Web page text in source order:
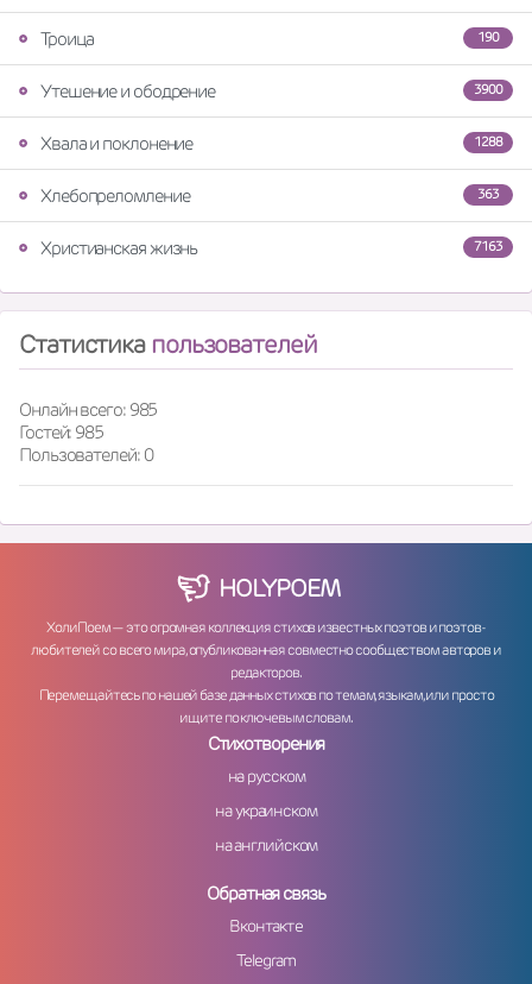
190
Троица
3900
Утешение и ободрение
1288
Хвала и поклонение
363
Хлебопреломление
7163
Христианская жизнь
Статистика пользователей
Онлайн всего: 985
Гостей: 985
Пользователей: 0
HOLYPOEM
ХолиПоем — это огромная коллекция стихов известных поэтов и поэтов-
любителей со всего мира, опубликованная совместно сообществом авторов и
редакторов.
Перемещайтесь по нашей базе данных стихов по темам, языкам, или просто
ищите по ключевым словам.
Стихотворения
на русском
на украинском
на английском
Обратная связь
Вконтакте
Telegram